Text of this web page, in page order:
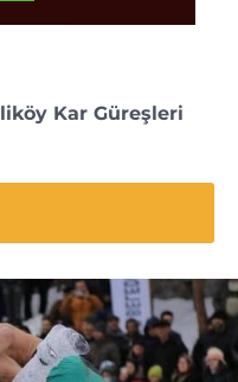
Kar Güreşleri